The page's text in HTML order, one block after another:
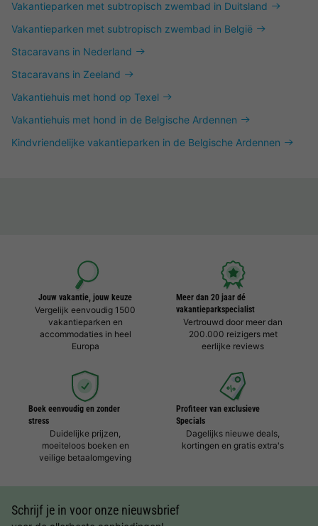
Vakantieparken met subtropisch zwembad in Duitsland
Vakantieparken met subtropisch zwembad in België
Stacaravans in Nederland
Stacaravans in Zeeland
Vakantiehuis met hond op Texel
Vakantiehuis met hond in de Belgische Ardennen
Kindvriendelijke vakantieparken in de Belgische Ardennen
Jouw vakantie, jouw keuze
Vergelijk eenvoudig 1500
vakantieparken en
accommodaties in heel
Europa
Meer dan 20 jaar dé
vakantieparkspecialist
Vertrouwd door meer dan
200.000 reizigers met
eerlijke reviews
Boek eenvoudig en zonder
stress
Duidelijke prijzen,
moeiteloos boeken en
veilige betaalomgeving
Profiteer van exclusieve
Specials
Dagelijks nieuwe deals,
kortingen en gratis extra's
Schrijf je in voor onze nieuwsbrief